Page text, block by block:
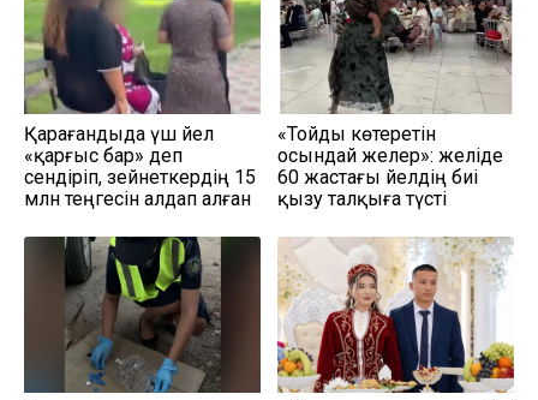
Қарағандыда үш әйел
«қарғыс бар» деп
сендіріп, зейнеткердің 15
млн теңгесін алдап алған
«Тойды көтеретін
осындай әжелер»: желіде
60 жастағы әйелдің биі
қызу талқыға түсті